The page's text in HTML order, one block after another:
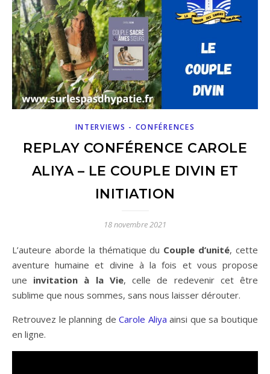
INTERVIEWS - CONFÉRENCES
REPLAY CONFÉRENCE CAROLE
ALIYA – LE COUPLE DIVIN ET
INITIATION
18 novembre 2021
L’auteure aborde la thématique du Couple d’unité, cette
aventure humaine et divine à la fois et vous propose
une invitation à la Vie, celle de redevenir cet être
sublime que nous sommes, sans nous laisser dérouter.
Retrouvez le planning deCarole Aliya ainsi que sa boutique
en ligne.